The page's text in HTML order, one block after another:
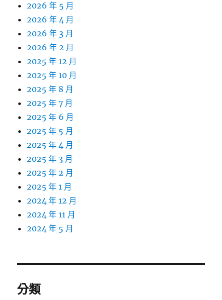
2026 年 5 月
2026 年 4 月
2026 年 3 月
2026 年 2 月
2025 年 12 月
2025 年 10 月
2025 年 8 月
2025 年 7 月
2025 年 6 月
2025 年 5 月
2025 年 4 月
2025 年 3 月
2025 年 2 月
2025 年 1 月
2024 年 12 月
2024 年 11 月
2024 年 5 月
分類